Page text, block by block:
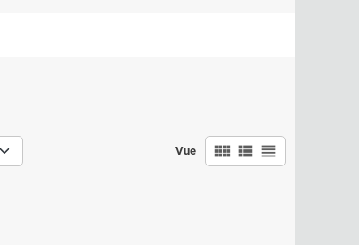
Vue view_comfy view_list view_headline